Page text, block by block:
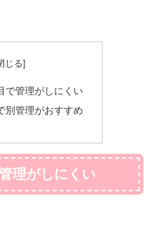
で管理がしにくい
別管理がおすすめ
理がしにくい